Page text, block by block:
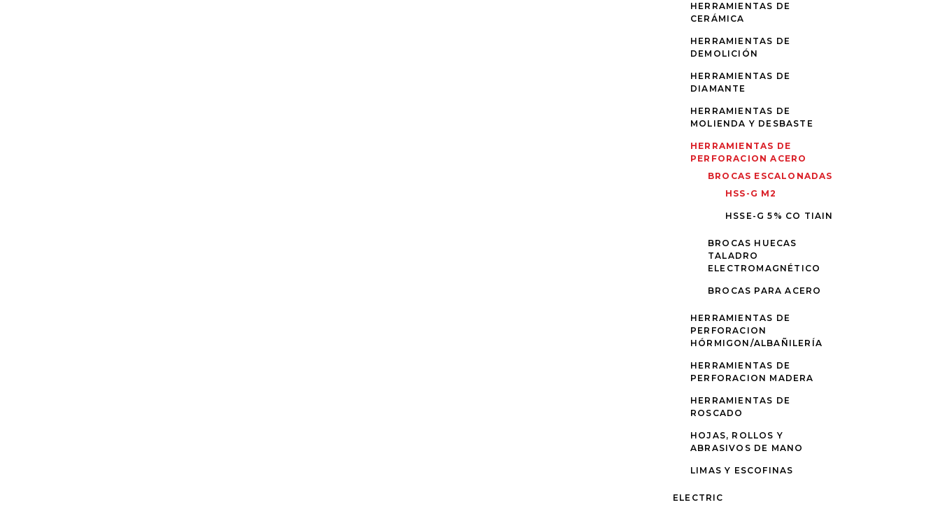
HERRAMIENTAS DE
CERÁMICA
HERRAMIENTAS DE
DEMOLICIÓN
HERRAMIENTAS DE
DIAMANTE
HERRAMIENTAS DE
MOLIENDA Y DESBASTE
HERRAMIENTAS DE
PERFORACION ACERO
BROCAS ESCALONADAS
HSS-G M2
HSSE-G 5% CO TIAIN
BROCAS HUECAS
TALADRO
ELECTROMAGNÉTICO
BROCAS PARA ACERO
HERRAMIENTAS DE
PERFORACION
HÓRMIGON/ALBAÑILERÍA
HERRAMIENTAS DE
PERFORACION MADERA
HERRAMIENTAS DE
ROSCADO
HOJAS, ROLLOS Y
ABRASIVOS DE MANO
LIMAS Y ESCOFINAS
ELECTRIC